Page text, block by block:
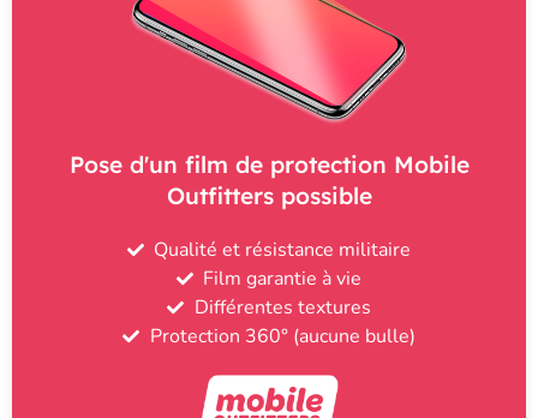
Pose d'un film de protection Mobile
Outfitters possible
Qualité et résistance militaire
Film garantie à vie
Différentes textures
Protection 360° (aucune bulle)